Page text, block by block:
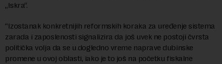
„Iskra“.
“Izostanak konkretnijih reformskih koraka za uređenje sistema
zarada i zaposlenosti signalizira da još uvek ne postoji čvrsta
politička volja da se u dogledno vreme naprave dubinske
promene u ovoj oblasti, iako je to još na početku fiskalne